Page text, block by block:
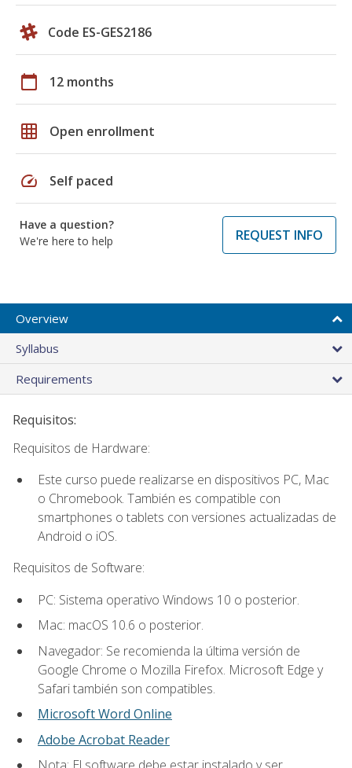
Code ES-GES2186
calendar_today 12 months
grid_on Open enrollment
speed Self paced
Have a question?
We're here to help
REQUEST INFO
Overview
Syllabus
Requirements
Requisitos:
Requisitos de Hardware:
Este curso puede realizarse en dispositivos PC, Mac
o Chromebook. También es compatible con
smartphones o tablets con versiones actualizadas de
Android o iOS.
Requisitos de Software:
PC: Sistema operativo Windows 10 o posterior.
Mac: macOS 10.6 o posterior.
Navegador: Se recomienda la última versión de
Google Chrome o Mozilla Firefox. Microsoft Edge y
Safari también son compatibles.
Microsoft Word Online
Adobe Acrobat Reader